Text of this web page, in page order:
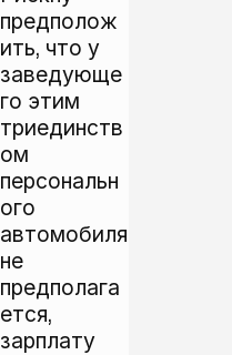
предполож
ить, что у
заведующе
го этим
триединств
ом
персональн
ого
автомобиля
не
предполага
ется,
зарплату